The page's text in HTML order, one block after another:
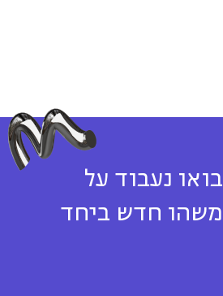
בואו נעבוד על
משהו חדש ביחד